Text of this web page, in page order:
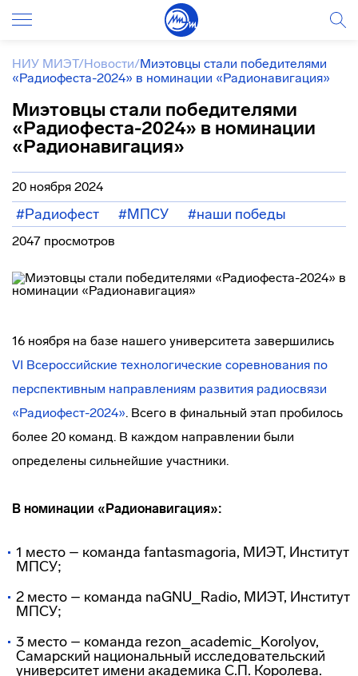
НИУ МИЭТ/Новости/Миэтовцы стали победителями
«Радиофеста-2024» в номинации «Радионавигация»
Миэтовцы стали победителями
«Радиофеста-2024» в номинации
«Радионавигация»
20 ноября 2024
#Радиофест #МПСУ #наши победы
2047 просмотров
16 ноября на базе нашего университета завершились
VI Всероссийские технологические соревнования по
перспективным направлениям развития радиосвязи
«Радиофест-2024». Всего в финальный этап пробилось
более 20 команд. В каждом направлении были
определены сильнейшие участники.
В номинации «Радионавигация»:
1 место – команда fantasmagoria, МИЭТ, Институт
МПСУ;
2 место – команда naGNU_Radio, МИЭТ, Институт
МПСУ;
3 место – команда rezon_academic_Korolyov,
Самарский национальный исследовательский
университет имени академика С.П. Королева.